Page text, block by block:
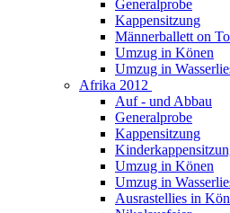
Generalprobe
Kappensitzung
Männerballett on
Umzug in Könen
Umzug in
Afrika 2012
Auf - und Abbau
Generalprobe
Kappensitzung
Umzug in Könen
Umzug in
Ausrastellies in